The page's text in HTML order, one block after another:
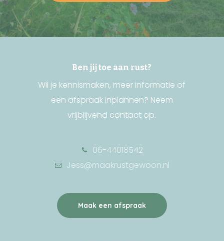
Ben jij toe aan rust?
Wil je kennismaken, meer informatie of
een afspraak inplannen? Neem
vrijblijvend contact op.
06-44018542
Jess@maakrustgewoon.nl
Maak een afspraak